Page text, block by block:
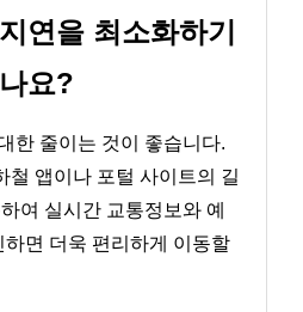
연을 최소화하기
요?
한 줄이는 것이 좋습니다.
철 앱이나 포털 사이트의 길
여 실시간 교통정보와 예
면 더욱 편리하게 이동할